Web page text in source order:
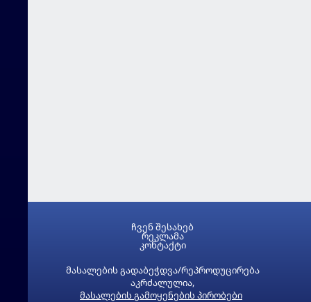
მასალების გადაბეჭდვა/რეპროდუცირება
აკრძალულია,
მასალების გამოყენების პირობები
ჩვენ შესახებ
რეკლამა
კონტაქტი